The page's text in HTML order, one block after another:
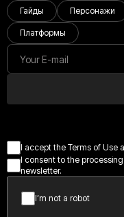
Гайды Персонажи
Платформы
I accept the Terms of Use
I consent to the
newsletter.
I’m not a robot